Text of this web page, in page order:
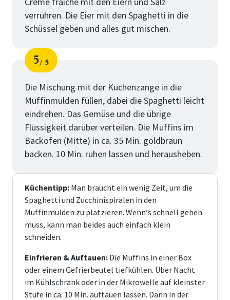
verrühren. Die Eier mit den Spaghetti in die
Schüssel geben und alles gut mischen.
Schritt
5
von
5
Die Mischung mit der Küchenzange in die
Muffinmulden füllen, dabei die Spaghetti leicht
eindrehen. Das Gemüse und die übrige
Flüssigkeit darüber verteilen. Die Muffins im
Backofen (Mitte) in ca. 35 Min. goldbraun
backen. 10 Min. ruhen lassen und herausheben.
Küchentipp: Man braucht ein wenig Zeit, um die
Spaghetti und Zucchinispiralen in den
Muffinmulden zu platzieren. Wenn‘s schnell gehen
muss, kann man beides auch einfach klein
schneiden.
Einfrieren & Auftauen: Die Muffins in einer Box
oder einem Gefrierbeutel tiefkühlen. Über Nacht
im Kühlschrank oder in der Mikrowelle auf kleinster
Stufe in ca. 10 Min. auftauen lassen. Dann in der